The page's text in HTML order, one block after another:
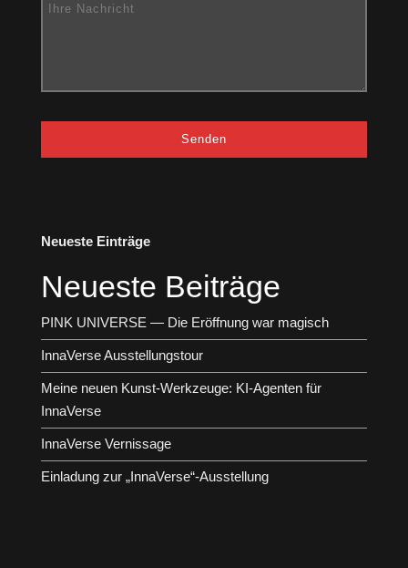
Neueste Einträge
Neueste Beiträge
PINK UNIVERSE — Die Eröffnung war magisch
InnaVerse Ausstellungstour
Meine neuen Kunst-Werkzeuge: KI-Agenten für
InnaVerse
InnaVerse Vernissage
Einladung zur „InnaVerse“-Ausstellung